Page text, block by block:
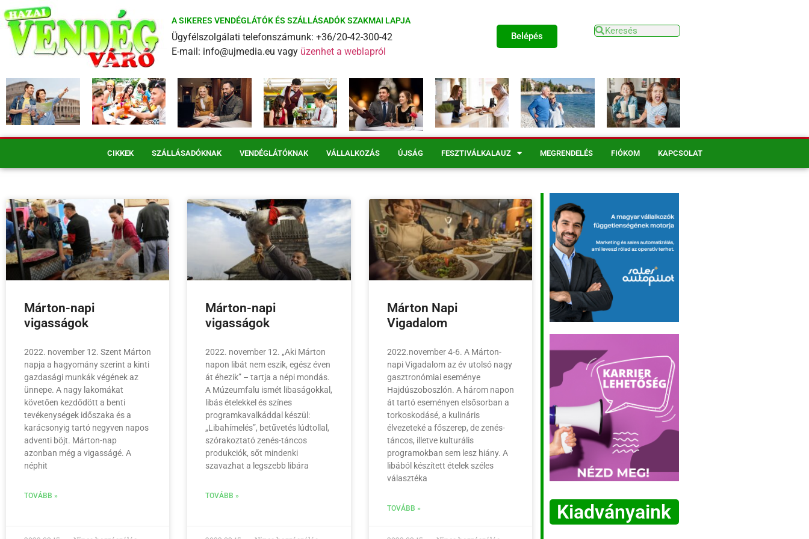
A SIKERES VENDÉGLÁTÓK ÉS SZÁLLÁSADÓK SZAKMAI LAPJA
Ügyfélszolgálati telefonszámunk: +36/20-42-300-42
E-mail: info@ujmedia.eu vagy üzenhet a weblapról
Belépés
CIKKEK SZÁLLÁSADÓKNAK VENDÉGLÁTÓKNAK VÁLLALKOZÁS ÚJSÁG FESZTIVÁLKALAUZ MEGRENDELÉS FIÓKOM KAPCSOLAT
Márton-napi
vigasságok
2022. november 12. Szent Márton
napja a hagyomány szerint a kinti
gazdasági munkák végének az
ünnepe. A nagy lakomákat
követően kezdődött a benti
tevékenységek időszaka és a
karácsonyig tartó negyven napos
adventi böjt. Márton-nap
azonban még a vigasságé. A
néphit
TOVÁBB »
Márton-napi
vigasságok
2022. november 12. „Aki Márton
napon libát nem eszik, egész éven
át éhezik” – tartja a népi mondás.
A Múzeumfalu ismét libaságokkal,
libás ételekkel és színes
programkavalkáddal készül:
„Libahímelés”, betűvetés lúdtollal,
szórakoztató zenés-táncos
produkciók, sőt mindenki
szavazhat a legszebb libára
TOVÁBB »
Márton Napi
Vigadalom
2022.november 4-6. A Márton-
napi Vigadalom az év utolsó nagy
gasztronómiai eseménye
Hajdúszoboszlón. A három napon
át tartó eseményen elsősorban a
torkoskodásé, a kulináris
élvezeteké a főszerep, de zenés-
táncos, illetve kulturális
programokban sem lesz hiány. A
libából készített ételek széles
választéka
TOVÁBB » Kiadványaink